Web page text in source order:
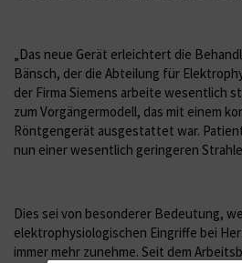
„Das neue Gerät erleichtert die
Bänsch, der die Abteilung für
der Firma Siemens arbeite wesentlich
zum Vorgängermodell, das mit einem
Röntgengerät ausgestattet war.
nun einer wesentlich geringeren
Dies sei von besonderer Bedeutung,
elektrophysiologischen Eingriffe bei
immer mehr zunehme. Seit dem